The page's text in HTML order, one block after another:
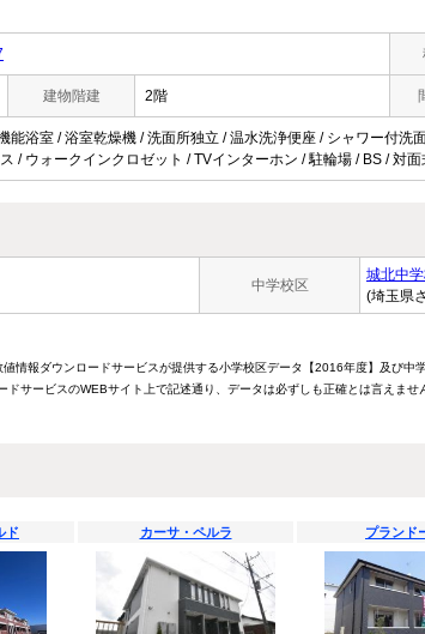
建物階建 2階
能浴室 / 浴室乾燥機 / 洗面所独立 / 温水洗浄便座 / シャワー付洗
/ ウォークインクロゼット / TVインターホン / 駐輪場 / BS / 対
中学校区
城北中
(埼玉県
情報ダウンロードサービスが提供する小学校区データ【2016年度】及び
サービスのWEBサイト上で記述通り、データは必ずしも正確とは言えま
ド カーサ・ペルラ プランド